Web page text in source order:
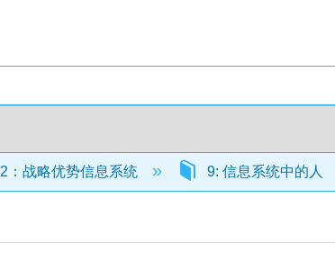
2：战略优势信息系统 9: 信息系统中的人